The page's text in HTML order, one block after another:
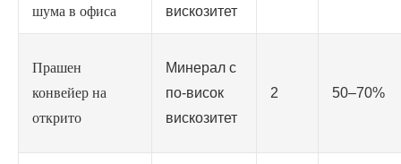
шума в офиса вискозитет
Прашен
конвейер на
открито
Минерал с
по-висок
вискозитет
2 50–70%